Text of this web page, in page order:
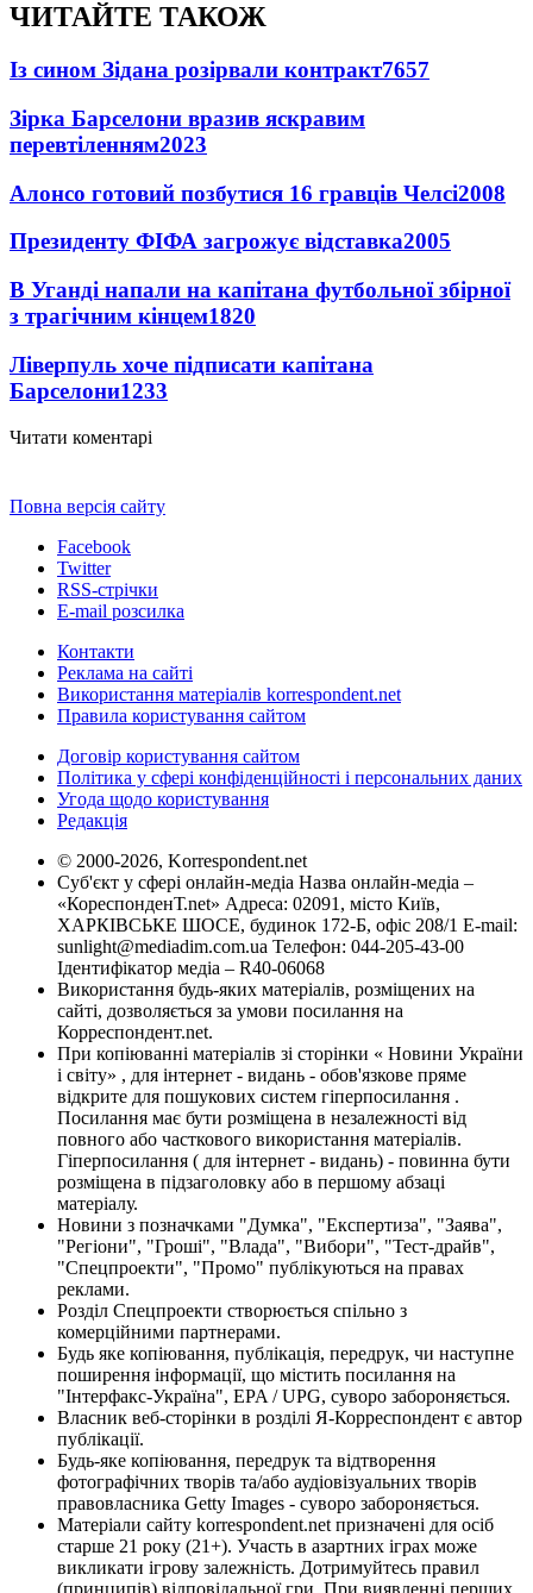
ЧИТАЙТЕ ТАКОЖ
Із сином Зідана розірвали контракт7657
Зірка Барселони вразив яскравим
перевтіленням2023
Алонсо готовий позбутися 16 гравців Челсі2008
Президенту ФІФА загрожує відставка2005
В Уганді напали на капітана футбольної збірної
з трагічним кінцем1820
Ліверпуль хоче підписати капітана
Барселони1233
Читати коментарі
Повна версія сайту
Facebook
Twitter
RSS-стрічки
E-mail розсилка
Контакти
Реклама на сайті
Використання матеріалів korrespondent.net
Правила користування сайтом
Договір користування сайтом
Політика у сфері конфіденційності і персональних даних
Угода щодо користування
Редакція
© 2000-2026, Korrespondent.net
Суб'єкт у сфері онлайн-медіа Назва онлайн-медіа –
«КореспонденТ.net» Адреса: 02091, місто Київ,
ХАРКІВСЬКЕ ШОСЕ, будинок 172-Б, офіс 208/1 E-mail:
sunlight@mediadim.com.ua Телефон: 044-205-43-00
Ідентифікатор медіа – R40-06068
Використання будь-яких матеріалів, розміщених на
сайті, дозволяється за умови посилання на
Корреспондент.net.
При копіюванні матеріалів зі сторінки « Новини України
і світу» , для інтернет - видань - обов'язкове пряме
відкрите для пошукових систем гіперпосилання .
Посилання має бути розміщена в незалежності від
повного або часткового використання матеріалів.
Гіперпосилання ( для інтернет - видань) - повинна бути
розміщена в підзаголовку або в першому абзаці
матеріалу.
Новини з позначками "Думка", "Експертиза", "Заява",
"Регіони", "Гроші", "Влада", "Вибори", "Тест-драйв",
"Спецпроекти", "Промо" публікуються на правах
реклами.
Розділ Спецпроекти створюється спільно з
комерційними партнерами.
Будь яке копіювання, публікація, передрук, чи наступне
поширення інформації, що містить посилання на
"Інтерфакс-Україна", EPA / UPG, суворо забороняється.
Власник веб-сторінки в розділі Я-Корреспондент є автор
публікації.
Будь-яке копіювання, передрук та відтворення
фотографічних творів та/або аудіовізуальних творів
правовласника Getty Images - суворо забороняється.
Матеріали сайту korrespondent.net призначені для осіб
старше 21 року (21+). Участь в азартних іграх може
викликати ігрову залежність. Дотримуйтесь правил
(принципів) відповідальної гри. При виявленні перших